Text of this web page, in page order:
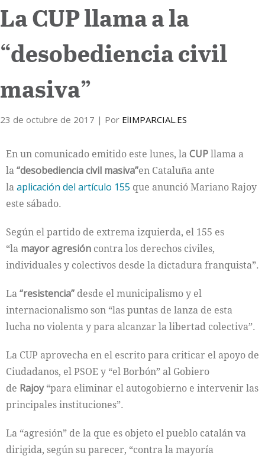
Colaboradores
Internacional
Cultura
La CUP llama a la
“desobediencia civil
masiva”
23 de octubre de 2017 | Por ElIMPARCIAL.ES
En un comunicado emitido este lunes, laCUPllama a
la“desobediencia civil masiva”en Cataluña ante
laaplicación del artículo 155 que anunció Mariano Rajoy
este sábado.
Según el partido de extrema izquierda, el 155 es
“la mayor agresión contra los derechos civiles,
individuales y colectivos desde la dictadura franquista”.
La“resistencia” desde el municipalismo y el
internacionalismo son “las puntas de lanza de esta
lucha no violenta y para alcanzar la libertad colectiva”.
La CUP aprovecha en el escrito para criticar el apoyo de
Ciudadanos, el PSOE y “el Borbón” al Gobiero
de Rajoy“para eliminar el autogobierno e intervenir las
principales instituciones”.
La “agresión” de la que es objeto el pueblo catalán va
dirigida, según su parecer, “contra la mayoría